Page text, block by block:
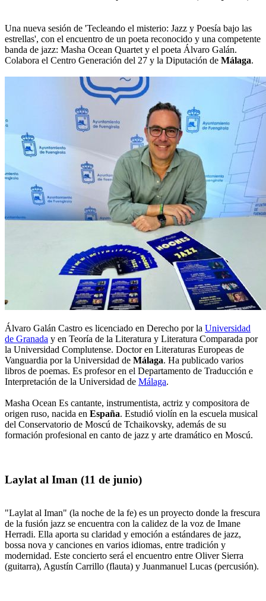
Una nueva sesión de 'Tecleando el misterio: Jazz y Poesía bajo las
estrellas', con el encuentro de un poeta reconocido y una competente
banda de jazz: Masha Ocean Quartet y el poeta Álvaro Galán.
Colabora el Centro Generación del 27 y la Diputación de Málaga.
Álvaro Galán Castro es licenciado en Derecho por la Universidad
de Granada y en Teoría de la Literatura y Literatura Comparada por
la Universidad Complutense. Doctor en Literaturas Europeas de
Vanguardia por la Universidad de Málaga. Ha publicado varios
libros de poemas. Es profesor en el Departamento de Traducción e
Interpretación de la Universidad de Málaga.
Masha Ocean Es cantante, instrumentista, actriz y compositora de
origen ruso, nacida en España. Estudió violín en la escuela musical
del Conservatorio de Moscú de Tchaikovsky, además de su
formación profesional en canto de jazz y arte dramático en Moscú.
Laylat al Iman (11 de junio)
"Laylat al Iman" (la noche de la fe) es un proyecto donde la frescura
de la fusión jazz se encuentra con la calidez de la voz de Imane
Herradi. Ella aporta su claridad y emoción a estándares de jazz,
bossa nova y canciones en varios idiomas, entre tradición y
modernidad. Este concierto será el encuentro entre Oliver Sierra
(guitarra), Agustín Carrillo (flauta) y Juanmanuel Lucas (percusión).